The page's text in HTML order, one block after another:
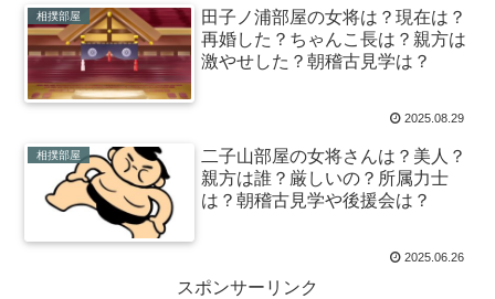
相撲部屋
田子ノ浦部屋の女将は？現在は？
再婚した？ちゃんこ長は？親方は
激やせした？朝稽古見学は？
2025.08.29
相撲部屋
二子山部屋の女将さんは？美人？
親方は誰？厳しいの？所属力士
は？朝稽古見学や後援会は？
2025.06.26
スポンサーリンク